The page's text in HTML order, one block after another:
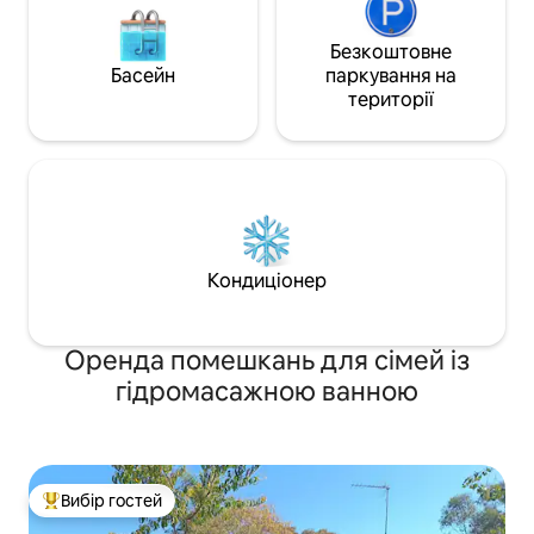
Басейн
Безкоштовне
паркування на
території
Кондиціонер
Оренда помешкань для сімей із
гідромасажною ванною
Топ вибір гостей
Вибір гостей